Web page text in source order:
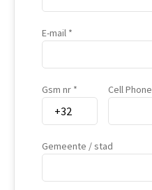
E-mail
Gsm nr Cell Phone
Gemeente / stad